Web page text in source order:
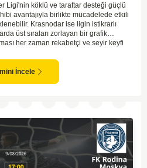
Ligi'nin köklü ve taraftar desteği güçlü
avantajıyla birlikte mücadelede etkili
Krasnodar ise ligin istikrarlı
üst sıraları zorlayan bir grafik
her zaman rekabetçi ve seyir keyfi
İki takımın geçmiş karşılaşmalarında
bu maçta da her iki ekip gol
İncele